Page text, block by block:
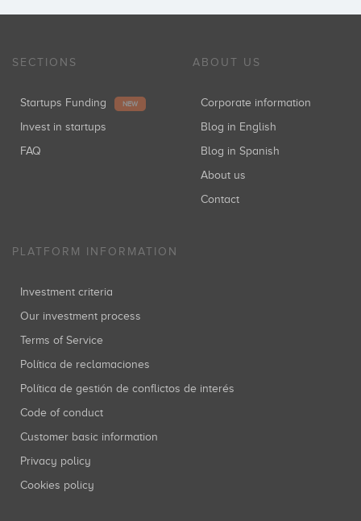
SECTIONS
Startups Funding NEW
Invest in startups
FAQ
ABOUT US
Corporate information
Blog in English
Blog in Spanish
About us
Contact
PLATFORM INFORMATION
Investment criteria
Our investment process
Terms of Service
Política de reclamaciones
Política de gestión de conflictos de interés
Code of conduct
Customer basic information
Privacy policy
Cookies policy